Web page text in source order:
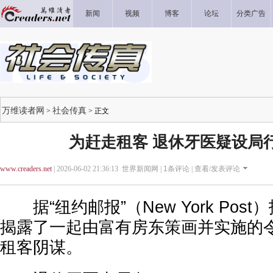
新闻 视频 博客 论坛 分类广告
万维读者网 > 社会传真 > 正文
为赶走租客 退休牙医疑设局
www.creaders.net| 2026-06-02 21:36:13 世界新闻网 | 1条评论 | 查看/发表评论
据“纽约邮报”（New York Post）
揭露了一起由富有房东策画并实施的
租客阴谋。